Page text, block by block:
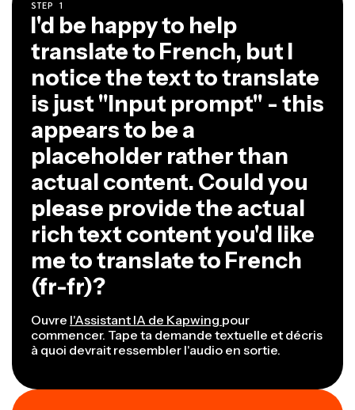
STEP 1
I'd be happy to help
translate to French, but I
notice the text to translate
is just "Input prompt" - this
appears to be a
placeholder rather than
actual content. Could you
please provide the actual
rich text content you'd like
me to translate to French
(fr-fr)?
Ouvre l'Assistant IA de Kapwing pour
commencer. Tape ta demande textuelle et décris
à quoi devrait ressembler l'audio en sortie.